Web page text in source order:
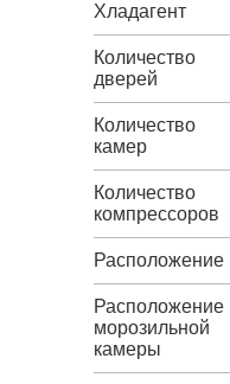
Хладагент
Количество
дверей
Количество
камер
Количество
компрессоров
Расположение
Расположение
морозильной
камеры